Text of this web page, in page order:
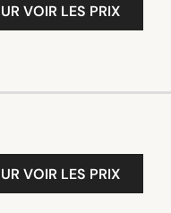
VOIR LES PRIX
VOIR LES PRIX